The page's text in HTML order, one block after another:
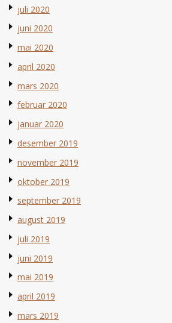
juli 2020
juni 2020
mai 2020
april 2020
mars 2020
februar 2020
januar 2020
desember 2019
november 2019
oktober 2019
september 2019
august 2019
juli 2019
juni 2019
mai 2019
april 2019
mars 2019